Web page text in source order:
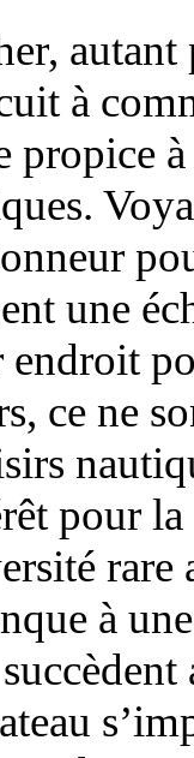
autant
à
propice
une
ce ne
pour
à